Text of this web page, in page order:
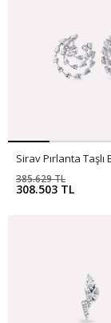
308.503 TL
385.629 TL